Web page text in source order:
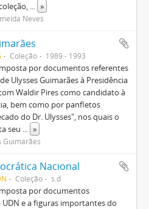
... »
Neves
Coleção 1989 - 1993
por documentos referentes
Ulysses Guimarães à Presidência
Waldir Pires como candidato à
bem como por panfletos
do Dr. Ulysses", nos quais o
seu ... »
Guimarães
Nacional
Coleção s.d
por documentos
UDN e a figuras importantes do